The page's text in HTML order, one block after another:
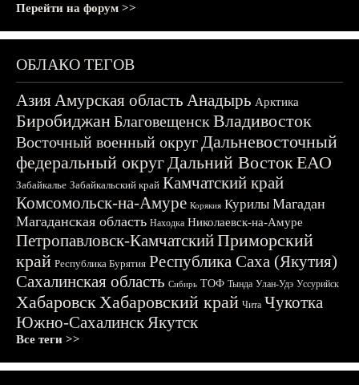
Перейти на форум >>
ОБЛАКО ТЕГОВ
АзияАмурская область Анадырь Арктика
БиробиджанБлаговещенскВладивосток
Восточный военный округДальневосточный
федеральный округДальний ВостокЕАО
Забайкалье Забайкальский край Камчатский край
Комсомольск-на-Амуре Корякия Курилы Магадан
Магаданская область Находка Николаевск-на-Амуре
Петропавловск-КамчатскийПриморский
край Республика Бурятия Республика Саха (Якутия)
Сахалинская область Сибирь ТОФ Тында Улан-Удэ Уссурийск
ХабаровскХабаровский край Чита Чукотка
Южно-СахалинскЯкутск
Все теги >>